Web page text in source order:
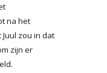
na het
zou in dat
zijn er